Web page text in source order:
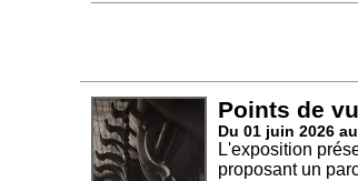
Points de
Du 01 juin 2026
L'exposition
proposant un